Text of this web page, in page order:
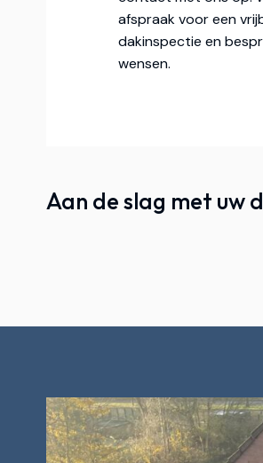
afspraak voor een
dakinspectie en
wensen.
Aan de slag met uw